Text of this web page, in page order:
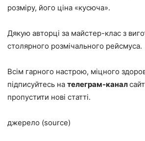
розміру, його ціна «кусюча».
Дякую авторці за майстер-клас з
столярного розмічального рейсмуса.
Всім гарного настрою, міцного
підписуйтесь на телеграм-канал
пропустити нові статті.
джерело (source)